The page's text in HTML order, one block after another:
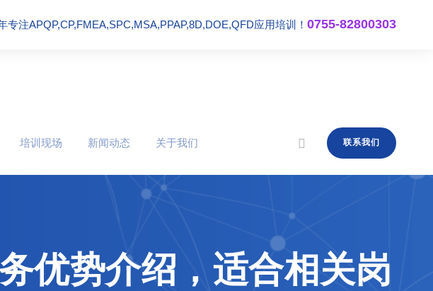
专注APQP,CP,FMEA,SPC,MSA,PPAP,8D,DOE,QFD应用培训！ 0755-82800303
培训现场 新闻动态 关于我们 联系我们
优势介绍，适合相关岗